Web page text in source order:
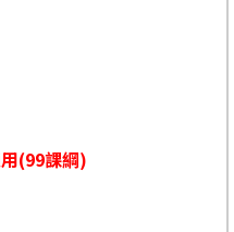
(99課綱)